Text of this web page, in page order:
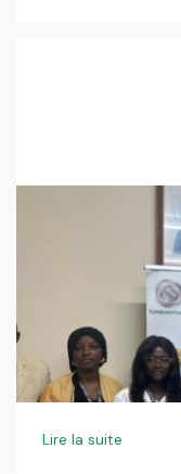
Lire la suite